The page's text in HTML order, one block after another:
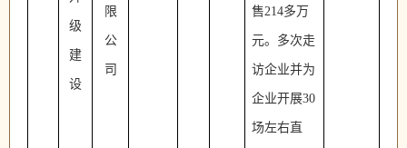
级
建
设
限
公
司
售214多万
元。多次走
访企业并为
企业开展30
场左右直